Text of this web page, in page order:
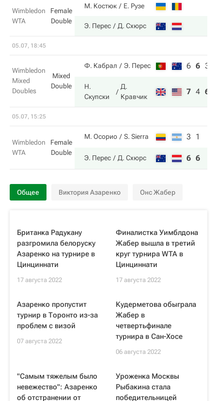
Wimbledon
WTA
Female
Double
М. Костюк Е. Рузе
Э. Перес Д. Схюрс
05.07, 18:45
Wimbledon
Mixed
Doubles
Mixed
Double
Ф. Кабрал Э. Перес 6 6 3
Н.
Скупски
Д.
Кравчик
7 4 6
05.07, 15:25
Wimbledon
WTA
Female
Double
М. Осорио S. Sierra 3 1
Э. Перес Д. Схюрс 6 6
Общее Виктория Азаренко Онс Жабер
Британка Радукану
разгромила белоруску
Азаренко на турнире в
Цинциннати
17 августа 2022
Финалистка Уимблдона
Жабер вышла в третий
круг турнира WTA в
Цинциннати
17 августа 2022
Азаренко пропустит
турнир в Торонто из-за
проблем с визой
07 августа 2022
Кудерметова обыграла
Жабер в
четвертьфинале
турнира в Сан-Хосе
06 августа 2022
"Самым тяжелым было
невежество": Азаренко
об отстранении от
Уроженка Москвы
Рыбакина стала
победительницей